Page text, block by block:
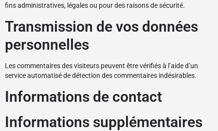
fins administratives, légales ou pour des raisons de sécurité.
Transmission de vos données
personnelles
Les commentaires des visiteurs peuvent être vérifiés à l’aide d’un
service automatisé de détection des commentaires indésirables.
Informations de contact
Informations supplémentaires